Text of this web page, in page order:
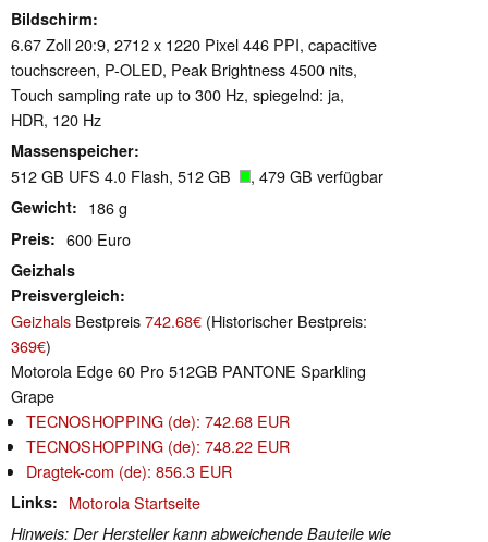
Bildschirm
6.67 Zoll 20:9, 2712 x 1220 Pixel 446 PPI, capacitive
touchscreen, P-OLED, Peak Brightness 4500 nits,
Touch sampling rate up to 300 Hz, spiegelnd: ja,
HDR, 120 Hz
Massenspeicher
512 GB UFS 4.0 Flash, 512 GB , 479 GB verfügbar
Gewicht 186 g
Preis 600 Euro
Geizhals
Preisvergleich
Geizhals Bestpreis742.68€ (Historischer Bestpreis:
369€)
Motorola Edge 60 Pro 512GB PANTONE Sparkling
Grape
TECNOSHOPPING (de): 742.68 EUR
TECNOSHOPPING (de): 748.22 EUR
Dragtek-com (de): 856.3 EUR
Links Motorola Startseite
Hinweis: Der Hersteller kann abweichende Bauteile wie